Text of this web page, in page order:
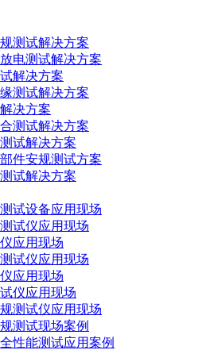
测试解决方案
电测试解决方案
解决方案
测试解决方案
决方案
测试解决方案
试解决方案
件安规测试方案
试解决方案
试设备应用现场
试仪应用现场
应用现场
试仪应用现场
应用现场
仪应用现场
测试仪应用现场
测试现场案例
性能测试应用案例